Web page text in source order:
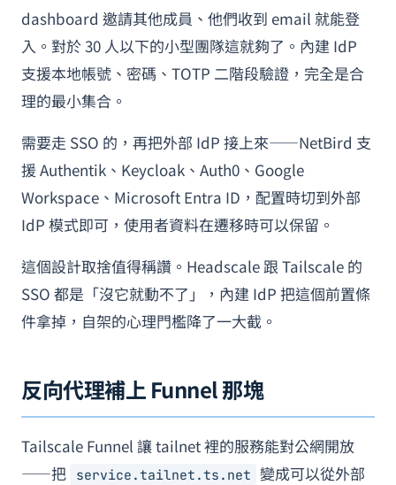
dashboard 邀請其他成員、他們收到 email 就能登
入。對於 30 人以下的小型團隊這就夠了。內建 IdP
支援本地帳號、密碼、TOTP 二階段驗證，完全是合
理的最小集合。
需要走 SSO 的，再把外部 IdP 接上來——NetBird 支
援 Authentik、Keycloak、Auth0、Google
Workspace、Microsoft Entra ID，配置時切到外部
IdP 模式即可，使用者資料在遷移時可以保留。
這個設計取捨值得稱讚。Headscale 跟 Tailscale 的
SSO 都是「沒它就動不了」，內建 IdP 把這個前置條
件拿掉，自架的心理門檻降了一大截。
反向代理補上 Funnel 那塊
Tailscale Funnel 讓 tailnet 裡的服務能對公網開放
——把
service.tailnet.ts.net
變成可以從外部